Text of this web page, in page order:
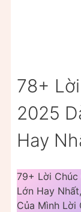
78+
2025
Hay
79+ Lời Chúc
Lớn Hay
Của Mình Lời